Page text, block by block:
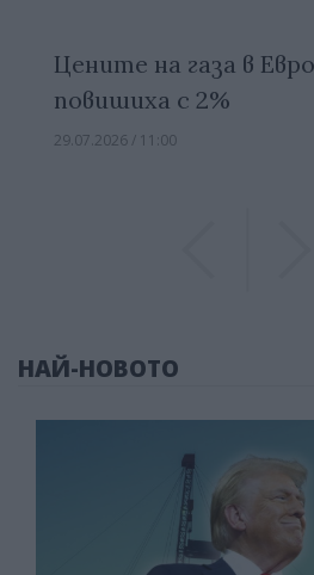
Цените на газа в
повишиха с 2%
29.07.2026 / 11:00
НАЙ-НОВОТО